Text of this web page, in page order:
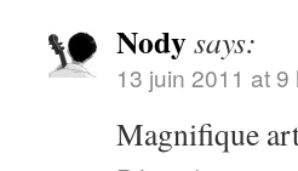
Nodysays:
13 juin 2011 at 9
Magnifique